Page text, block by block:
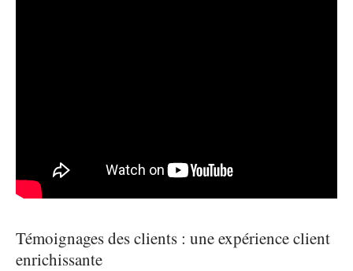
Témoignages des clients : une expérience client
enrichissante